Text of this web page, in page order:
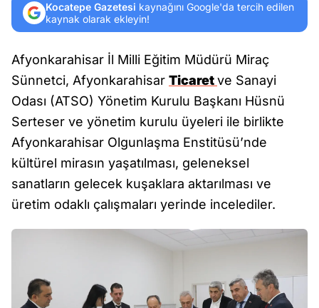
Kocatepe Gazetesi kaynağını Google'da tercih edilen
kaynak olarak ekleyin!
Afyonkarahisar İl Milli Eğitim Müdürü Miraç
Sünnetci, Afyonkarahisar Ticaretve Sanayi
Odası (ATSO) Yönetim Kurulu Başkanı Hüsnü
Serteser ve yönetim kurulu üyeleri ile birlikte
Afyonkarahisar Olgunlaşma Enstitüsü’nde
kültürel mirasın yaşatılması, geleneksel
sanatların gelecek kuşaklara aktarılması ve
üretim odaklı çalışmaları yerinde incelediler.